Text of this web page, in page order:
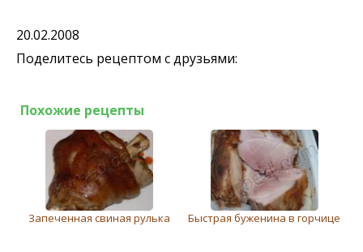
20.02.2008
Поделитесь рецептом с друзьями:
Похожие рецепты
Запеченная свиная рулька Быстрая буженина в горчице